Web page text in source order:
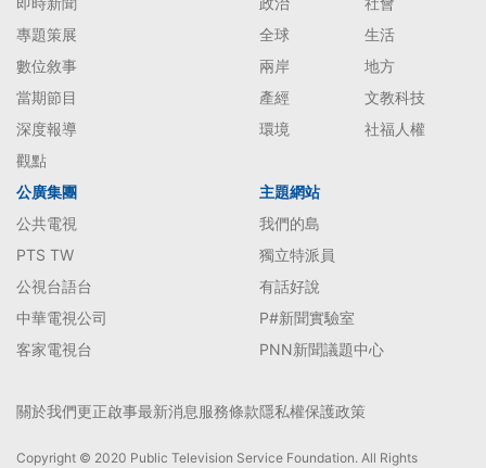
專題策展
數位敘事
當期節目
深度報導
觀點
全球
生活
兩岸
地方
產經
文教科技
環境
社福人權
公廣集團
公共電視
PTS TW
公視台語台
中華電視公司
客家電視台
主題網站
我們的島
獨立特派員
有話好說
P#新聞實驗室
PNN新聞議題中心
關於我們更正啟事最新消息服務條款隱私權保護政策
Copyright © 2020 Public Television Service Foundation. All Rights